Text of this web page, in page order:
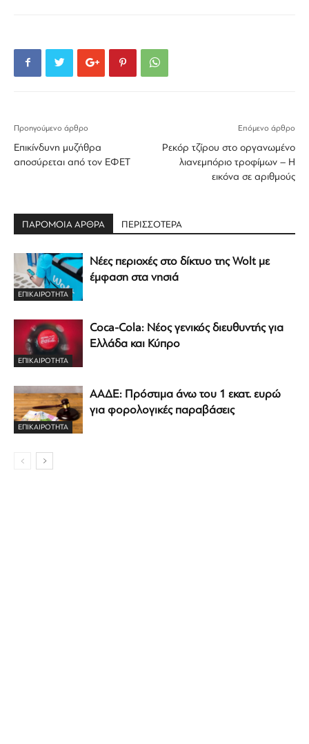
Προηγούμενο άρθρο
Επικίνδυνη μυζήθρα
αποσύρεται από τον ΕΦΕΤ
Επόμενο άρθρο
Ρεκόρ τζίρου στο οργανωμένο
λιανεμπόριο τροφίμων – Η
εικόνα σε αριθμούς
ΠΑΡΟΜΟΙΑ ΑΡΘΡΑ ΠΕΡΙΣΣΟΤΕΡΑ
ΕΠΙΚΑΙΡΟΤΗΤΑ
Νέες περιοχές στο δίκτυο της Wolt με
έμφαση στα νησιά
ΕΠΙΚΑΙΡΟΤΗΤΑ
Coca-Cola: Νέος γενικός διευθυντής για
Ελλάδα και Κύπρο
ΕΠΙΚΑΙΡΟΤΗΤΑ
ΑΑΔΕ: Πρόστιμα άνω του 1 εκατ. ευρώ
για φορολογικές παραβάσεις